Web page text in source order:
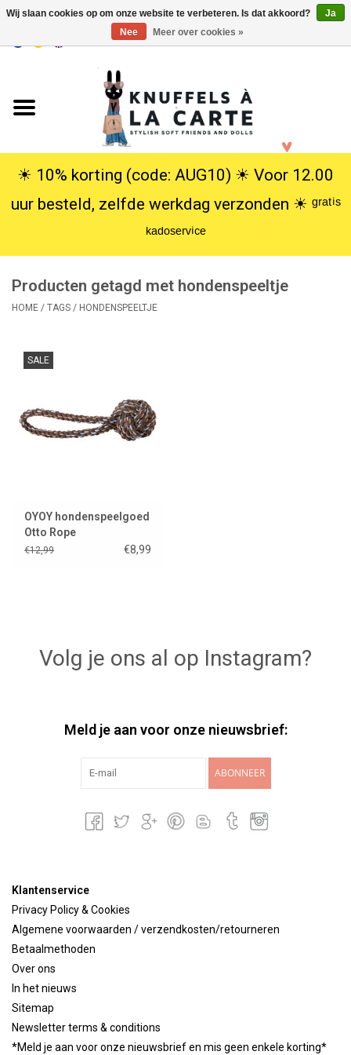
USD
Knuffels
Poppen
SALE
Merken
☀︎ 10% korting (code: AUG10) ☀︎ Voor 12.00
uur besteld, zelfde werkdag verzonden ☀︎ ᵍʳᵃᵗⁱˢ
ᵏᵃᵈᵒˢᵉʳᵛⁱᶜᵉ
Producten getagd met hondenspeeltje
HOME / TAGS / HONDENSPEELTJE
SALE
OYOY hondenspeelgoed
Otto Rope
€12,99 €8,99
Volg je ons al op Instagram?
Meld je aan voor onze nieuwsbrief:
ABONNEER
Klantenservice
Privacy Policy & Cookies
Algemene voorwaarden / verzendkosten/retourneren
Betaalmethoden
Over ons
In het nieuws
Sitemap
Newsletter terms & conditions
*Meld je aan voor onze nieuwsbrief en mis geen enkele korting*
Wij slaan cookies op om onze website te verbeteren. Is dat akkoord?
Ja
Nee
Meer over cookies »